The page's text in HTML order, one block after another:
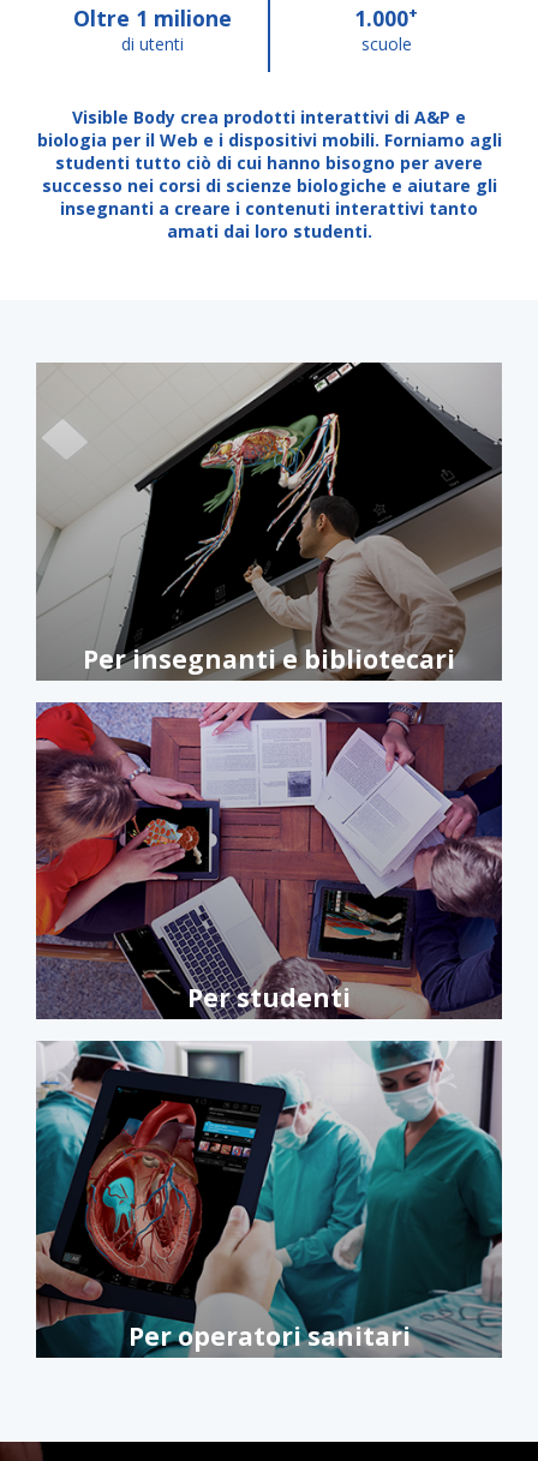
Oltre 1 milione
di utenti
1.000+
scuole
Visible Body crea prodotti interattivi di A&P e
biologia per il Web e i dispositivi mobili. Forniamo agli
studenti tutto ciò di cui hanno bisogno per avere
successo nei corsi di scienze biologiche e aiutare gli
insegnanti a creare i contenuti interattivi tanto
amati dai loro studenti.
Per insegnanti e bibliotecari
Per studenti
Per operatori sanitari